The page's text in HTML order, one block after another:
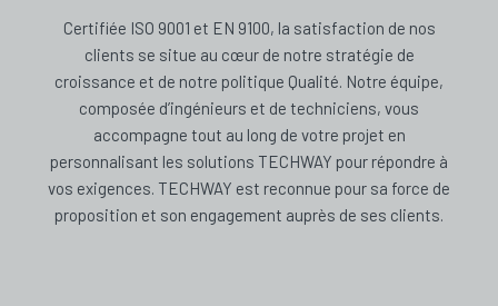
Certifiée ISO 9001 et EN 9100, la satisfaction de nos
clients se situe au cœur de notre stratégie de
croissance et de notre politique Qualité. Notre équipe,
composée d’ingénieurs et de techniciens, vous
accompagne tout au long de votre projet en
personnalisant les solutions TECHWAY pour répondre à
vos exigences. TECHWAY est reconnue pour sa force de
proposition et son engagement auprès de ses clients.